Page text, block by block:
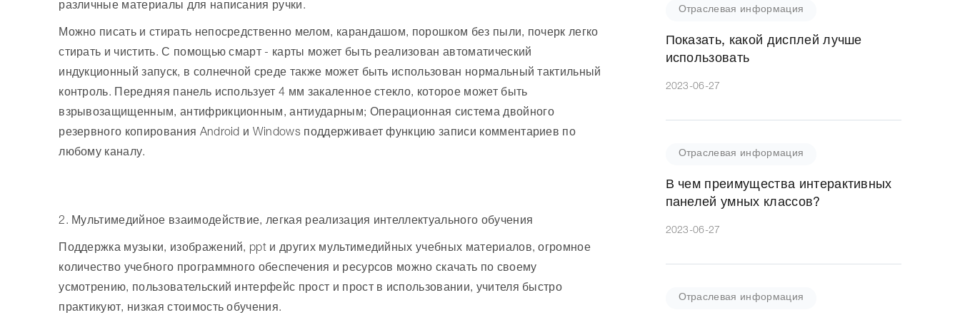
различные материалы для написания ручки.
Можно писать и стирать непосредственно мелом, карандашом, порошком без пыли, почерк легко
стирать и чистить. С помощью смарт - карты может быть реализован автоматический
индукционный запуск, в солнечной среде также может быть использован нормальный тактильный
контроль. Передняя панель использует 4 мм закаленное стекло, которое может быть
взрывозащищенным, антифрикционным, антиударным; Операционная система двойного
резервного копирования Android и Windows поддерживает функцию записи комментариев по
любому каналу.
2. Мультимедийное взаимодействие, легкая реализация интеллектуального обучения
Поддержка музыки, изображений, ppt и других мультимедийных учебных материалов, огромное
количество учебного программного обеспечения и ресурсов можно скачать по своему
усмотрению, пользовательский интерфейс прост и прост в использовании, учителя быстро
практикуют, низкая стоимость обучения.
Отраслевая информация
Показать, какой дисплей лучше
использовать
2023-06-27
Отраслевая информация
В чем преимущества интерактивных
панелей умных классов?
2023-06-27
Отраслевая информация